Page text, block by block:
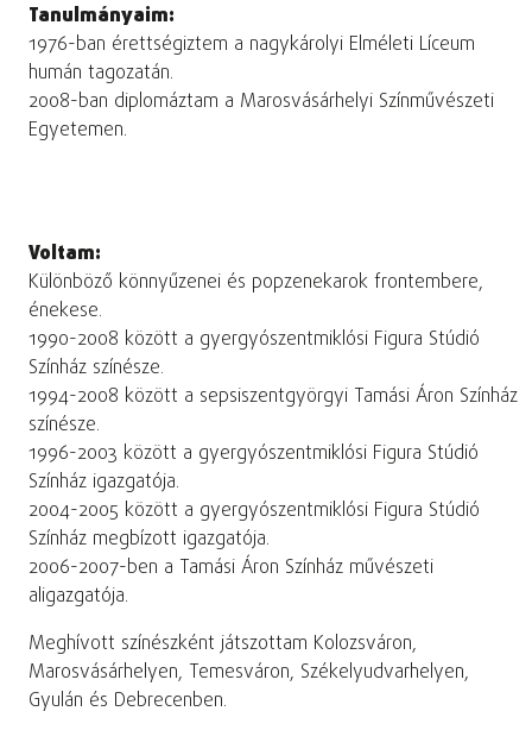
Tanulmányaim:
1976-ban érettségiztem a nagykárolyi Elméleti Líceum
humán tagozatán.
2008-ban diplomáztam a Marosvásárhelyi Színművészeti
Egyetemen.
Voltam:
Különböző könnyűzenei és popzenekarok frontembere,
énekese.
1990-2008 között a gyergyószentmiklósi Figura Stúdió
Színház színésze.
1994-2008 között a sepsiszentgyörgyi Tamási Áron Színház
színésze.
1996-2003 között a gyergyószentmiklósi Figura Stúdió
Színház igazgatója.
2004-2005 között a gyergyószentmiklósi Figura Stúdió
Színház megbízott igazgatója.
2006-2007-ben a Tamási Áron Színház művészeti
aligazgatója.
Meghívott színészként játszottam Kolozsváron,
Marosvásárhelyen, Temesváron, Székelyudvarhelyen,
Gyulán és Debrecenben.